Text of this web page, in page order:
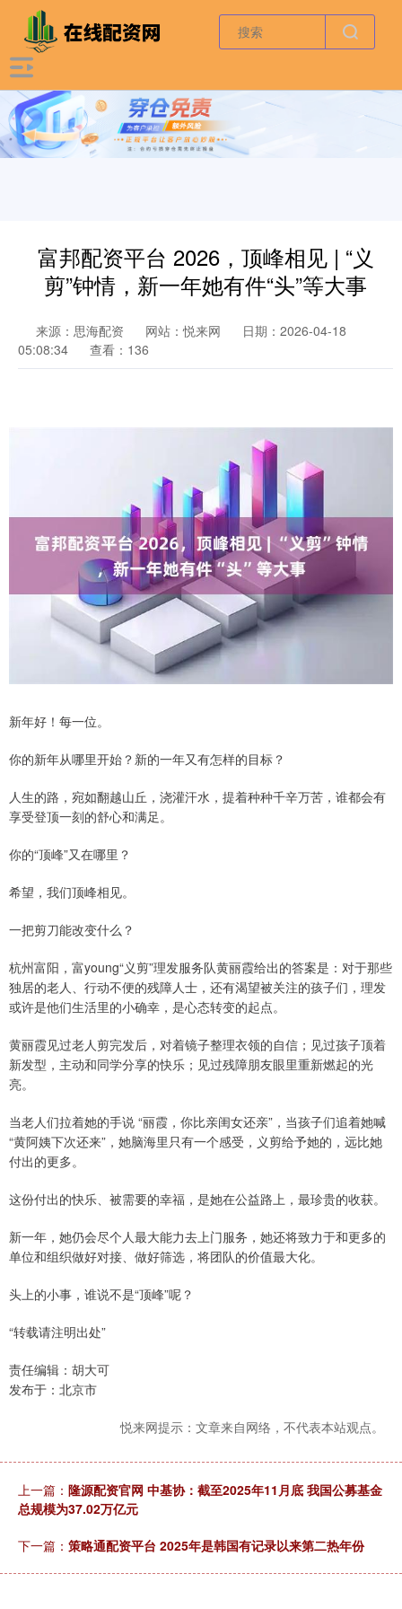
富邦配资平台 2026，顶峰相见 | “义
剪”钟情，新一年她有件“头”等大事
来源：思海配资 网站：悦来网
日期：2026-04-18
05:08:34
查看：136
新年好！每一位。
你的新年从哪里开始？新的一年又有怎样的目标？
人生的路，宛如翻越山丘，浇灌汗水，提着种种千辛万苦，谁都会有
享受登顶一刻的舒心和满足。
你的“顶峰”又在哪里？
希望，我们顶峰相见。
一把剪刀能改变什么？
杭州富阳，富young“义剪”理发服务队黄丽霞给出的答案是：对于那些
独居的老人、行动不便的残障人士，还有渴望被关注的孩子们，理发
或许是他们生活里的小确幸，是心态转变的起点。
黄丽霞见过老人剪完发后，对着镜子整理衣领的自信；见过孩子顶着
新发型，主动和同学分享的快乐；见过残障朋友眼里重新燃起的光
亮。
当老人们拉着她的手说 “丽霞，你比亲闺女还亲”，当孩子们追着她喊
“黄阿姨下次还来”，她脑海里只有一个感受，义剪给予她的，远比她
付出的更多。
这份付出的快乐、被需要的幸福，是她在公益路上，最珍贵的收获。
新一年，她仍会尽个人最大能力去上门服务，她还将致力于和更多的
单位和组织做好对接、做好筛选，将团队的价值最大化。
头上的小事，谁说不是“顶峰”呢？
“转载请注明出处”
责任编辑：胡大可
发布于：北京市
悦来网提示：文章来自网络，不代表本站观点。
上一篇： 隆源配资官网 中基协：截至2025年11月底 我国公募基金
总规模为37.02万亿元
下一篇： 策略通配资平台 2025年是韩国有记录以来第二热年份